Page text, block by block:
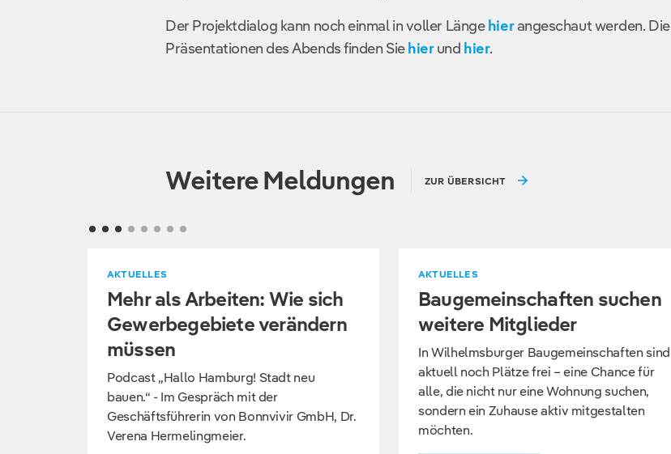
Der Projektdialog kann noch einmal in voller Längehierangeschaut werden. Die
Präsentationen des Abends finden Siehierund hier.
Weitere Meldungen ZUR ÜBERSICHT
AKTUELLES
Mehr als Arbeiten: Wie sich
Gewerbegebiete verändern
müssen
Podcast „Hallo Hamburg! Stadt neu
bauen.“ - Im Gespräch mit der
Geschäftsführerin von Bonnvivir GmbH, Dr.
Verena Hermelingmeier.
AKTUELLES
Baugemeinschaften suchen
weitere Mitglieder
In Wilhelmsburger Baugemeinschaften sind
aktuell noch Plätze frei – eine Chance für
alle, die nicht nur eine Wohnung suchen,
sondern ein Zuhause aktiv mitgestalten
möchten.